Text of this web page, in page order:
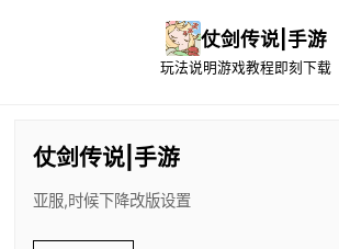
仗剑传说|手游
玩法说明游戏教程 即刻下载
仗剑传说|手游
亚服,时候下降改版设置